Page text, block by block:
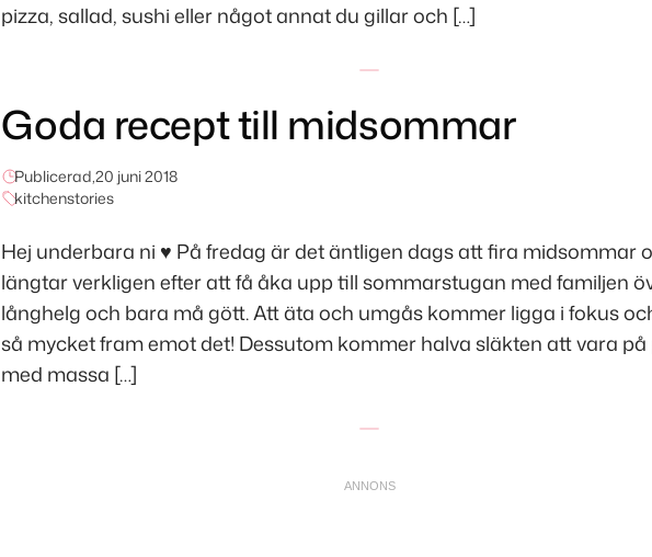
pizza, sallad, sushi eller något annat du gillar och […]
Goda recept till midsommar
Publicerad,20 juni 2018
kitchenstories
Hej underbara ni ♥ På fredag är det äntligen dags att fira midsommar
längtar verkligen efter att få åka upp till sommarstugan med familjen
långhelg och bara må gött. Att äta och umgås kommer ligga i fokus
så mycket fram emot det! Dessutom kommer halva släkten att vara på
med massa […]